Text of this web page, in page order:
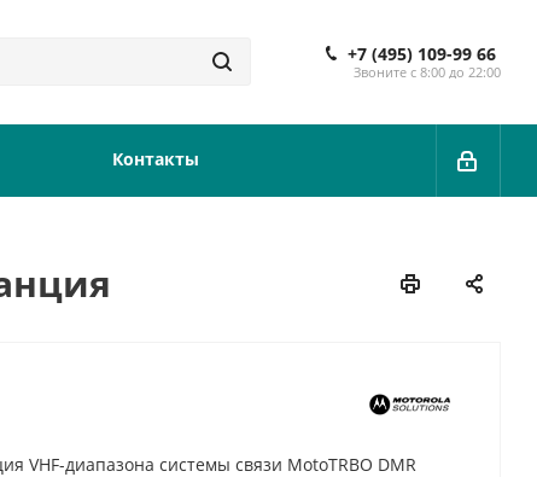
+7 (495) 109-99 66
Звоните с 8:00 до 22:00
Контакты
VHF-диапазона системы связи MotoTRBO DMR